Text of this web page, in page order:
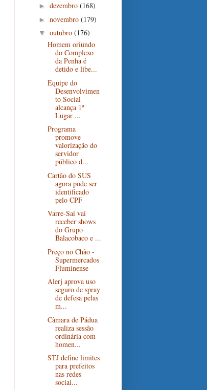
► dezembro (168)
► novembro (179)
▼ outubro (176)
Homem oriundo
do Complexo
da Penha é
detido e libe...
Equipe do
Desenvolvimen
to Social
alcança 1º
Lugar ...
Programa
promove
valorização do
servidor
público d...
Cartão do SUS
agora pode ser
identificado
pelo CPF
Varre-Sai vai
receber shows
do Grupo
Balacobaco e ...
Preço no Chão -
Supermercados
Fluminense
Alerj aprova uso
seguro de spray
de defesa pelas
m...
Câmara de Pádua
realiza sessão
ordinária com
homen...
STJ define limites
para prefeitos
nas redes
sociai...